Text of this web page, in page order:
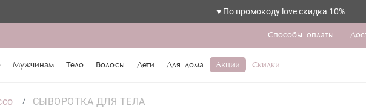
♥️ По промокоду love скидка 10%
Способы оплаты
Мужчинам Тело Волосы Дети Для дома Акции Скидки
СЫВОРОТКА ДЛЯ ТЕЛА